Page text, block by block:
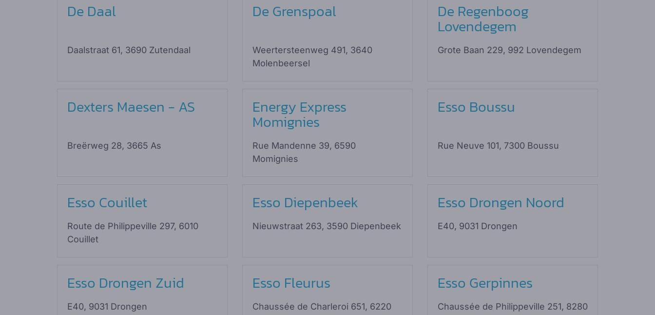
De Daal
Daalstraat 61, 3690 Zutendaal
De Grenspoal
Weertersteenweg 491, 3640
Molenbeersel
De Regenboog
Lovendegem
Grote Baan 229, 992 Lovendegem
Dexters Maesen - AS
Breërweg 28, 3665 As
Energy Express
Momignies
Rue Mandenne 39, 6590
Momignies
Esso Boussu
Rue Neuve 101, 7300 Boussu
Esso Couillet
Route de Philippeville 297, 6010
Couillet
Esso Diepenbeek
Nieuwstraat 263, 3590 Diepenbeek
Esso Drongen Noord
E40, 9031 Drongen
Esso Drongen Zuid
E40, 9031 Drongen
Esso Fleurus
Chaussée de Charleroi 651, 6220
Esso Gerpinnes
Chaussée de Philippeville 251, 8280